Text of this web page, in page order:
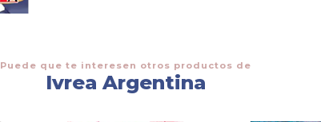
Puede que te interesen otros productos de
Ivrea Argentina